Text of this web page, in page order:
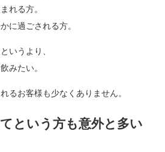
れる方。
に過ごされる方。
いうより、
みたい。
るお客様も少なくありません。
という方も意外と多い